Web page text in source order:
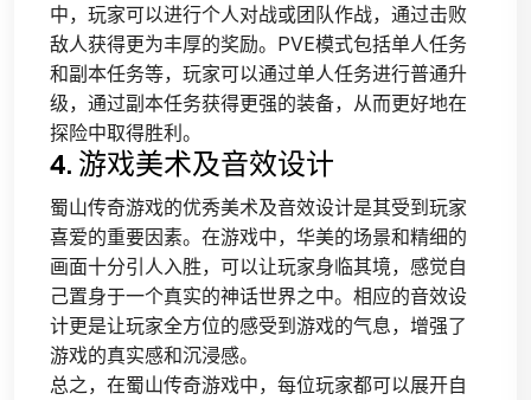
中，玩家可以进行个人对战或团队作战，通过击败
敌人获得更为丰厚的奖励。PVE模式包括单人任务
和副本任务等，玩家可以通过单人任务进行普通升
级，通过副本任务获得更强的装备，从而更好地在
探险中取得胜利。
4. 游戏美术及音效设计
蜀山传奇游戏的优秀美术及音效设计是其受到玩家
喜爱的重要因素。在游戏中，华美的场景和精细的
画面十分引人入胜，可以让玩家身临其境，感觉自
己置身于一个真实的神话世界之中。相应的音效设
计更是让玩家全方位的感受到游戏的气息，增强了
游戏的真实感和沉浸感。
总之，在蜀山传奇游戏中，每位玩家都可以展开自